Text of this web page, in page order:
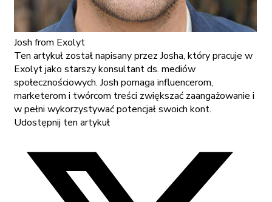
Josh from Exolyt
Ten artykuł został napisany przez Josha, który pracuje w
Exolyt jako starszy konsultant ds. mediów
społecznościowych. Josh pomaga influencerom,
marketerom i twórcom treści zwiększać zaangażowanie i
w pełni wykorzystywać potencjał swoich kont.
Udostępnij ten artykuł